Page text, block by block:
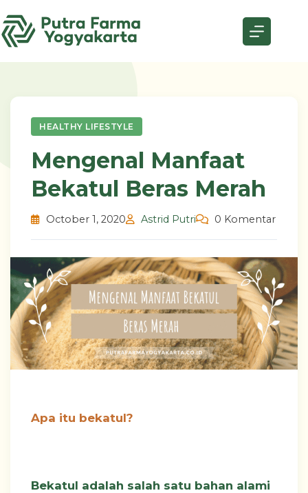
to
content
HEALTHY LIFESTYLE
Mengenal Manfaat
Bekatul Beras Merah
October 1, 2020 Astrid Putri 0 Komentar
Apa itu bekatul?
Bekatul adalah salah satu bahan alami